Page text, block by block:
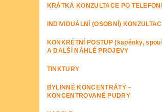
KRÁTKÁ KONZULTACE PO
INDIVIDUÁLNÍ (OSOBNÍ)
KONKRÉTNÍ POSTUP (kapénky,
A DALŠÍ NÁHLÉ PROJEVY
TINKTURY
BYLINNÉ KONCENTRÁTY –
KONCENTROVANÉ PUDRY